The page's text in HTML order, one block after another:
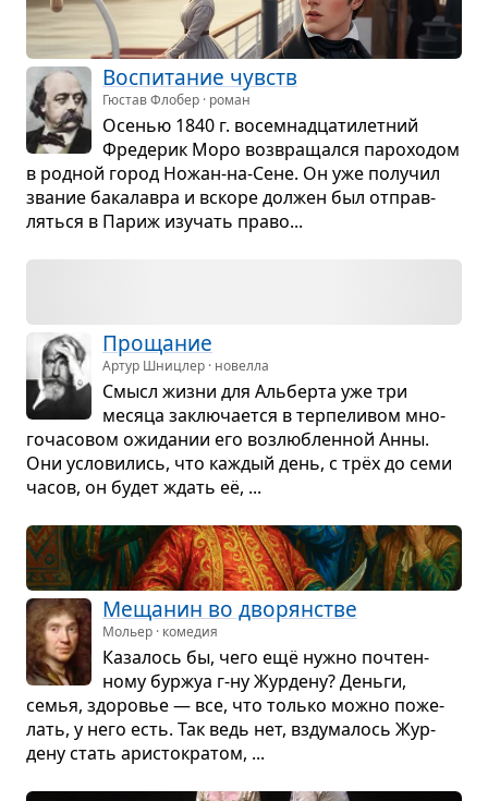
Вос­пи­та­ние чувств
Гюстав Флобер · роман
Осе­нью 1840 г. восем­на­дца­ти­лет­ний
Фре­де­рик Моро воз­вра­щался паро­хо­дом
в род­ной город Ножан-на-Сене. Он уже полу­чил
зва­ние бака­лавра и вскоре дол­жен был отправ­
ляться в Париж изу­чать право...
Про­ща­ние
Артур Шницлер · новелла
Смысл жизни для Аль­берта уже три
месяца заклю­ча­ется в тер­пе­ли­вом мно­
го­ча­со­вом ожи­да­нии его воз­люб­лен­ной Анны.
Они усло­ви­лись, что каж­дый день, с трёх до семи
часов, он будет ждать её, ...
Меща­нин во дво­рян­стве
Мольер · комедия
Каза­лось бы, чего ещё нужно почтен­
ному бур­жуа г-ну Жур­дену? Деньги,
семья, здо­ро­вье — все, что только можно поже­
лать, у него есть. Так ведь нет, взду­ма­лось Жур­
дену стать ари­сто­кра­том, ...